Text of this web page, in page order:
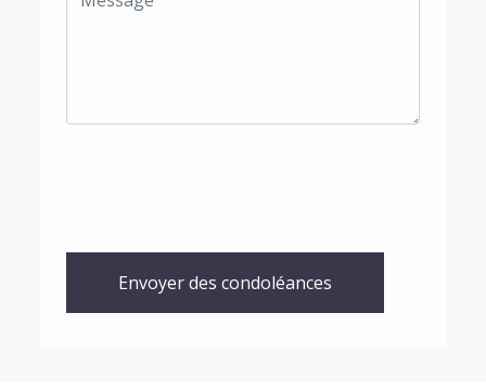
Envoyer des condoléances